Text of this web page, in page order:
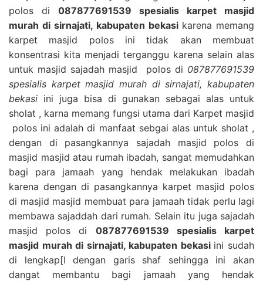
polos di 087877691539 spesialis karpet masjid
murah di sirnajati, kabupaten bekasi karena memang
karpet masjid polos ini tidak akan membuat
konsentrasi kita menjadi terganggu karena selain alas
untuk masjid sajadah masjid polos di 087877691539
spesialis karpet masjid murah di sirnajati, kabupaten
bekasi ini juga bisa di gunakan sebagai alas untuk
sholat , karna memang fungsi utama dari Karpet masjid
polos ini adalah di manfaat sebgai alas untuk sholat ,
dengan di pasangkannya sajadah masjid polos di
masjid masjid atau rumah ibadah, sangat memudahkan
bagi para jamaah yang hendak melakukan ibadah
karena dengan di pasangkannya karpet masjid polos
di masjid masjid membuat para jamaah tidak perlu lagi
membawa sajaddah dari rumah. Selain itu juga sajadah
masjid polos di 087877691539 spesialis karpet
masjid murah di sirnajati, kabupaten bekasi ini sudah
di lengkap[I dengan garis shaf sehingga ini akan
dangat membantu bagi jamaah yang hendak